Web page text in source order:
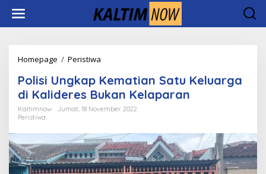
konten
Homepage / Peristiwa
Kematian
Satu
Keluarga
di
Bukan
Kelaparan
Polisi Ungkap Kematian Satu Keluarga
di Kalideres Bukan Kelaparan
Kaltimnow
Jumat, 18 November 2022
Peristiwa